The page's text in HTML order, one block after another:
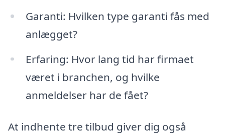
Garanti: Hvilken type garanti fås med
anlægget?
Erfaring: Hvor lang tid har firmaet
været i branchen, og hvilke
anmeldelser har de fået?
At indhente tre tilbud giver dig også